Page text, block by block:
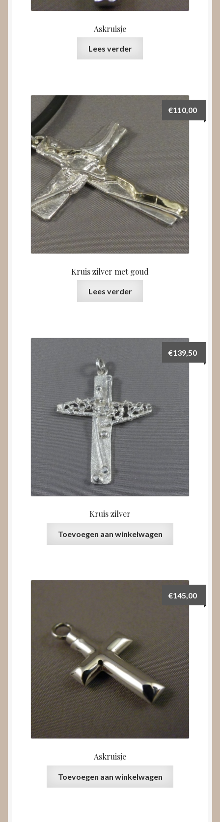
Askruisje
Lees verder
Kruis zilver met goud
€110,00
Lees verder
Kruis zilver
€139,50
Toevoegen aan winkelwagen
Askruisje
€145,00
Toevoegen aan winkelwagen